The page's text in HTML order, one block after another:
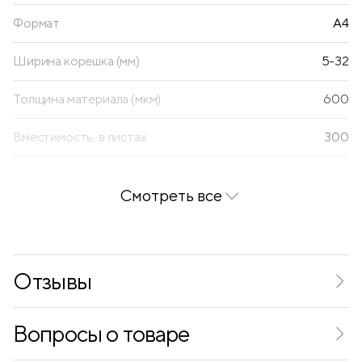
Формат А4
Ширина корешка (мм) 5-32
Толщина материала (мкм) 600
Вместимость, в листах 300
Смотреть все
Отзывы
Вопросы о товаре